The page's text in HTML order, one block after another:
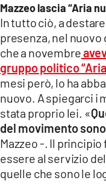
Mazzeo lascia “Aria
In tutto ciò, a
presenza, nel nuovo
che a novembre
gruppo politico
mesi però, lo ha
nuovo. A spiegarci i
stata proprio lei. «
del movimento
Mazzeo -. Il
essere al servizio
quelle che sono le